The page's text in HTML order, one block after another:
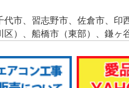
市、習志野市、佐倉市、印
区）、船橋市（東部）、鎌ヶ